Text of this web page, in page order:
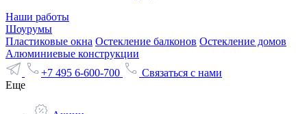
Наши работы
Шоурумы
Пластиковые окна Остекление балконов Остекление домов
Алюминиевые конструкции
+7 495 6-600-700
Связаться с нами
Еще